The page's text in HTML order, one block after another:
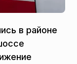
в районе